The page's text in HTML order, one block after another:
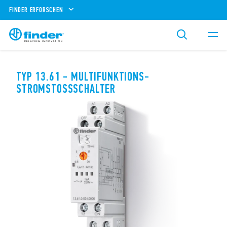
FINDER ERFORSCHEN
TYP 13.61 - MULTIFUNKTIONS-
STROMSTOSSSCHALTER